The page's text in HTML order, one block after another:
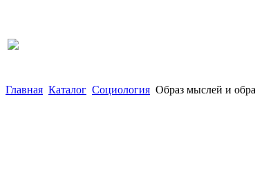
Главная Каталог Социология Образ мыслей и